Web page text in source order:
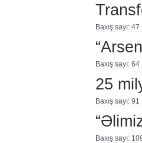
Baxış sayı: 47
Baxış sayı: 64
25
Baxış sayı: 91
Baxış sayı: